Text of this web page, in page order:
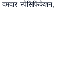
स्पेसिफिकेशन,